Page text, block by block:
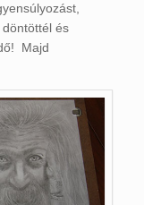
és
Majd